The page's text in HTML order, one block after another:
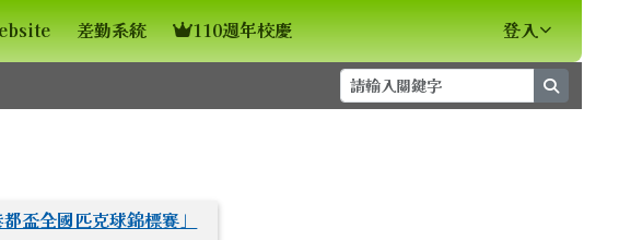
差勤系統 110週年校慶 登入
盃全國匹克球錦標賽」